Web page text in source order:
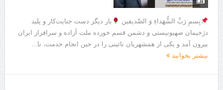
بِسمِ رَبِّ الشُّهَداءِ وَ الصِّدیقین
بار دیگر دست جنایت‌کار و پلید
دژخیمان صهیونیستی و دشمن قسم خورده ملت آزاده و سرافراز ایران
بیرون آمد و یکی از همشهریان نائینی را در حین انجام خدمت، نا...
بیشتر بخوانید